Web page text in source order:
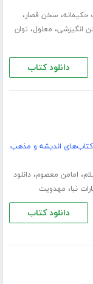
حکیمانه، سخن قصار،
انگیزشی، معلول، توان
دانلود کتاب
کتاب‌های اندیشه و مذهب
، امامن معصوم،دانلود
نبا، مهدویت
دانلود کتاب